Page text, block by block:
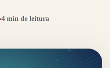
4 min de leitura